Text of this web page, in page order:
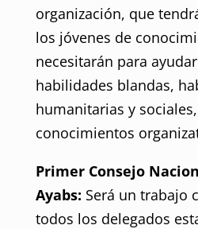
organización, que
los jóvenes de
necesitarán para
habilidades blandas,
humanitarias y
conocimientos
Primer Consejo
Ayabs: Será un trabajo
todos los delegados